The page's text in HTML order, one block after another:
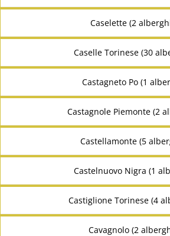
Caselette (2
Caselle Torinese (30
Castagneto Po (1
Castagnole Piemonte (2
Castellamonte (5
Castelnuovo Nigra (1
Castiglione Torinese (4
Cavagnolo (2